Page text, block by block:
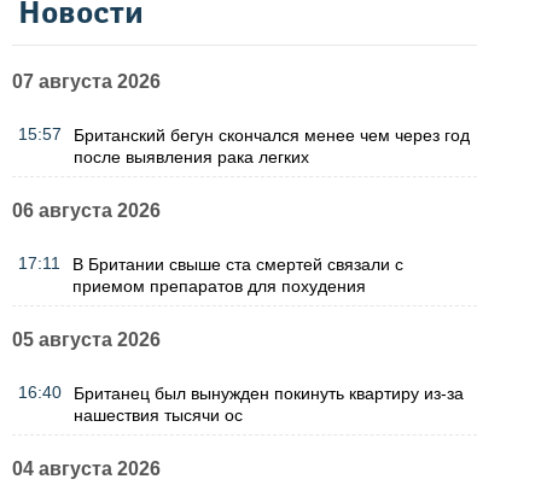
Новости
07 августа 2026
15:57
Британский бегун скончался менее чем через год
после выявления рака легких
06 августа 2026
17:11
В Британии свыше ста смертей связали с
приемом препаратов для похудения
05 августа 2026
16:40
Британец был вынужден покинуть квартиру из-за
нашествия тысячи ос
04 августа 2026